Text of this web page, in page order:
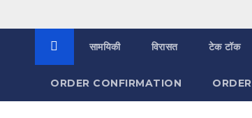
सामयिकी विरासत टेक टॉक
ORDER CONFIRMATION